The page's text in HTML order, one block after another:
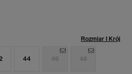
Rozmiar I Krój
44 46 48